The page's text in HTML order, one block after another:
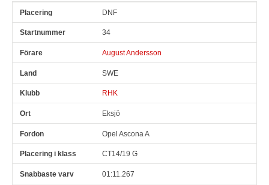
Pl Snr Land
DNF
34
August Andersson
SWE
RHK
Eksjö
Opel Ascona A
CT14/19 G
01:11.267